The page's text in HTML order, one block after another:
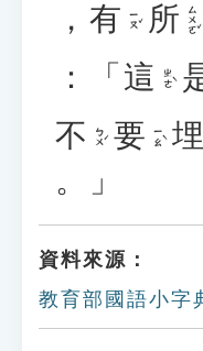
， 有 ㄧㄡˇ 所 ㄙㄨㄛˇ
：「 這 ㄓㄜˋ
不 ㄅㄨˊ 要 ㄧㄠˋ 埋
。」
資料來源：
教育部國語小字